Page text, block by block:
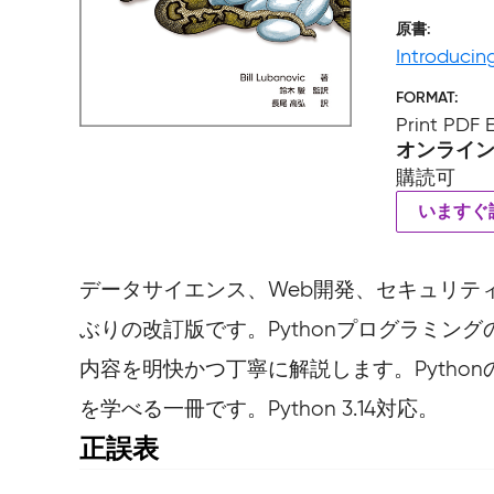
原書
FORMAT
Print PDF
オンライ
購読可
いますぐ
データサイエンス、Web開発、セキュリ
ぶりの改訂版です。Pythonプログラミン
内容を明快かつ丁寧に解説します。
を学べる一冊です。Python 3.14対応。
正誤表